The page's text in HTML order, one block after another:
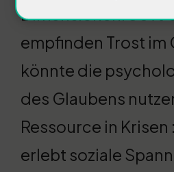
Dimensionen. 80%
empfinden Trost im
könnte die
des Glaubens
Ressource in Krisen
erlebt soziale